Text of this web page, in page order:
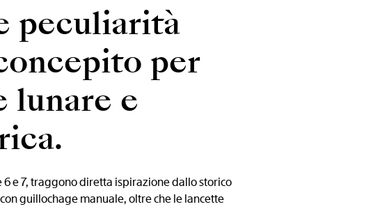
peculiarità
per
lunare e
e 7, traggono diretta ispirazione dallo storico
guillochage manuale, oltre che le lancette